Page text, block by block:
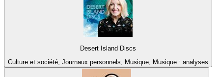
Desert Island Discs
Culture et société, Journaux personnels, Musique, Musique : analyses